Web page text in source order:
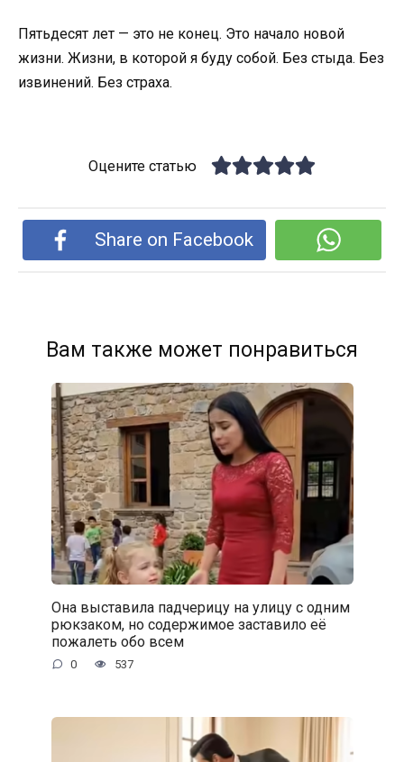
Пятьдесят лет — это не конец. Это начало новой
жизни. Жизни, в которой я буду собой. Без стыда. Без
извинений. Без страха.
Оцените статью
Share on Facebook
Вам также может понравиться
Она выставила падчерицу на улицу с одним
рюкзаком, но содержимое заставило её
пожалеть обо всем
0 537